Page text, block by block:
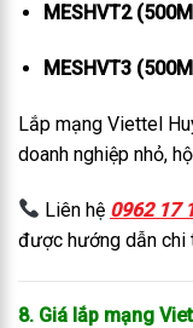
MESHVT2
MESHVT3
Lắp mạng Viettel
doanh nghiệp nhỏ,
Liên hệ 0962 17
được hướng dẫn chi
8. Giá lắp mạng